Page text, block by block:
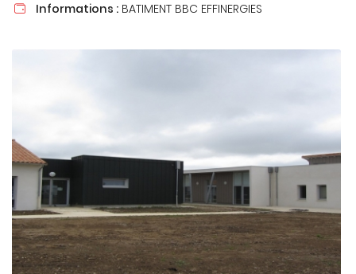
En cochant cette case, vous consentez à recevoir nos propositions
 Informations : BATIMENT BBC EFFINERGIES